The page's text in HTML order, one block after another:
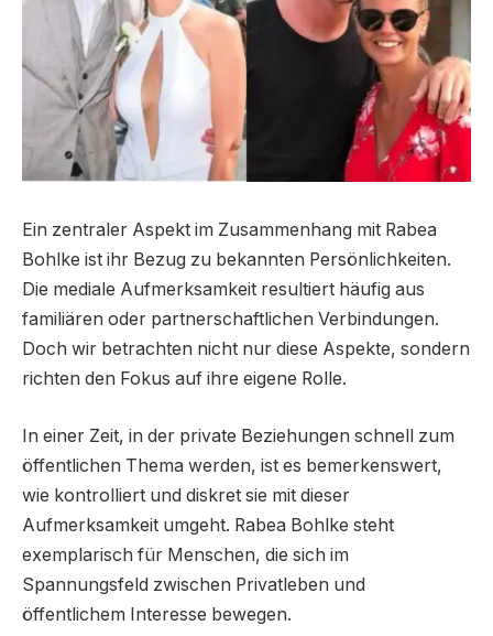
Ein zentraler Aspekt im Zusammenhang mit Rabea
Bohlke ist ihr Bezug zu bekannten Persönlichkeiten.
Die mediale Aufmerksamkeit resultiert häufig aus
familiären oder partnerschaftlichen Verbindungen.
Doch wir betrachten nicht nur diese Aspekte, sondern
richten den Fokus auf ihre eigene Rolle.
In einer Zeit, in der private Beziehungen schnell zum
öffentlichen Thema werden, ist es bemerkenswert,
wie kontrolliert und diskret sie mit dieser
Aufmerksamkeit umgeht. Rabea Bohlke steht
exemplarisch für Menschen, die sich im
Spannungsfeld zwischen Privatleben und
öffentlichem Interesse bewegen.